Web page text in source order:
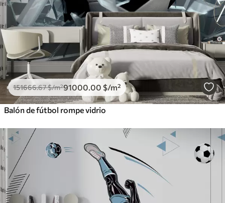
151666.67$/m²91000 .00 $/m²
Balón de fútbol rompe vidrio